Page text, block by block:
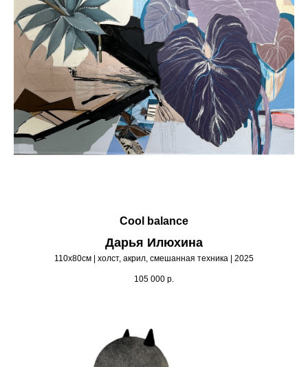
Cool balance
Дарья Илюхина
110х80см | холст, акрил, смешанная техника | 2025
105 000 р.